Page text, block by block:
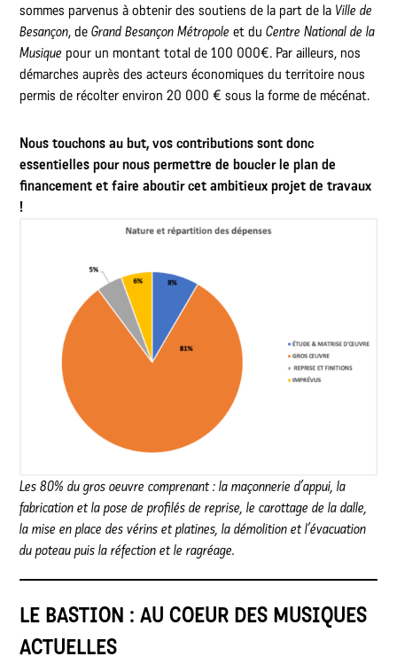
sommes parvenus à obtenir des soutiens de la part de la Ville de
Besançon, deGrand Besançon Métropole et duCentre National de la
Musique pour un montant total de 100 000€. Par ailleurs, nos
démarches auprès des acteurs économiques du territoire nous
permis de récolter environ 20 000 € sous la forme de mécénat.
Nous touchons au but, vos contributions sont donc
essentielles pour nous permettre de boucler le plan de
financement et faire aboutir cet ambitieux projet de travaux
!
Les 80% du gros oeuvre comprenant : la maçonnerie d’appui, la
fabrication et la pose de profilés de reprise, le carottage de la dalle,
la mise en place des vérins et platines, la démolition et l’évacuation
du poteau puis la réfection et le ragréage.
LE BASTION : AU COEUR DES MUSIQUES
ACTUELLES